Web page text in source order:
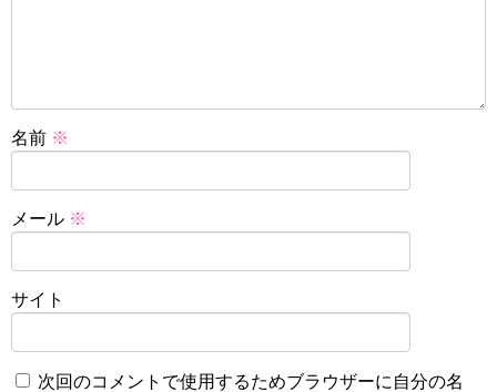
名前 ※
メール ※
サイト
次回のコメントで使用するためブラウザーに自分の名